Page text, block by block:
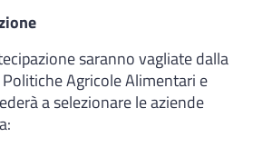
saranno vagliate dalla
Agricole Alimentari e
a selezionare le aziende